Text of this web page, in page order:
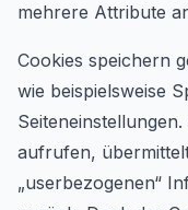
mehrere Attribute
Cookies speichern
wie beispielsweise
aufrufen,
„userbezogenen“